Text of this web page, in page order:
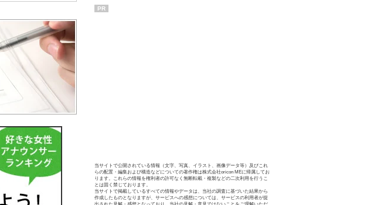
PR
当サイトで公開されている情報（文字、写真、イラスト、画像データ等）及びこれ
らの配置・編集および構造などについての著作権は株式会社oricon MEに帰属してお
ります。これらの情報を権利者の許可なく無断転載・複製などの二次利用を行うこ
とは固く禁じております。
当サイトで掲載しているすべての情報やデータは、当社の調査に基づいた結果から
作成したものとなりますが、サービスへの感想については、サービスの利用者が提